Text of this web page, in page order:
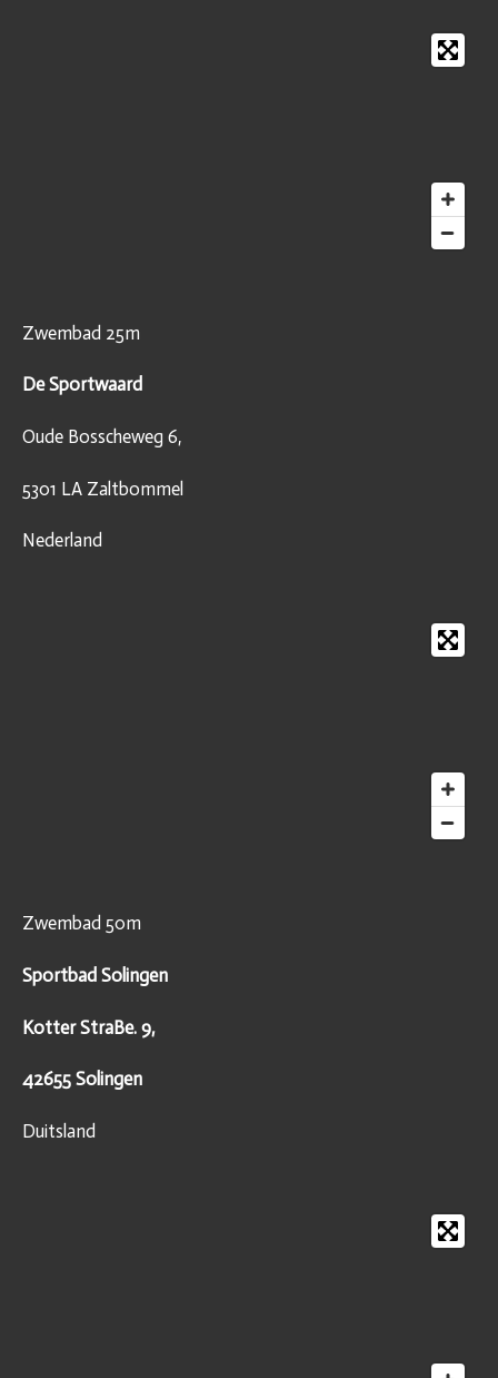
Zwembad 25m
De Sportwaard
Oude Bosscheweg 6,
5301 LA Zaltbommel
Nederland
Zwembad 50m
Sportbad Solingen
Kotter StraBe. 9,
42655 Solingen
Duitsland